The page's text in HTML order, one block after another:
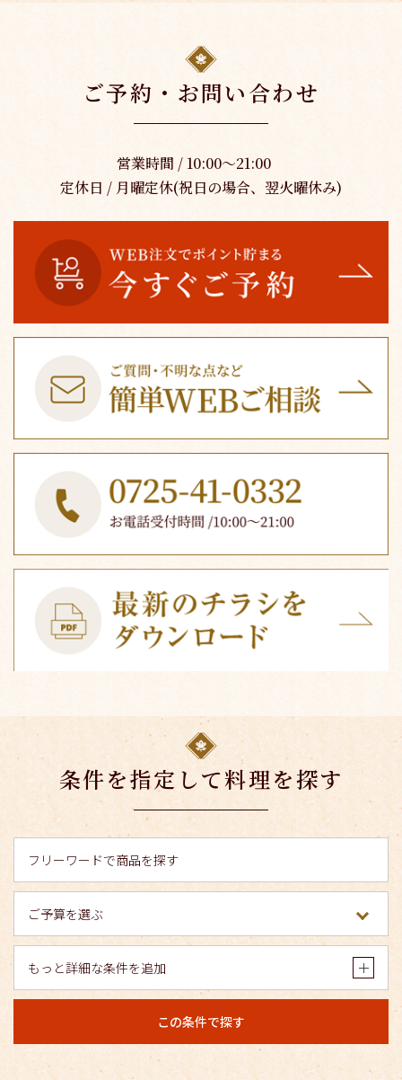
ご予約・お問い合わせ
営業時間 / 10:00～21:00
定休日 / 月曜定休(祝日の場合、翌火曜休み)
条件を指定して料理を探す
もっと詳細な条件を追加
この条件で探す